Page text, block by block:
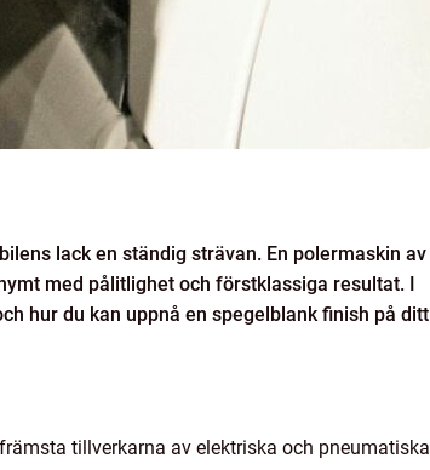
lack en ständig strävan. En polermaskin av
med pålitlighet och förstklassiga resultat. I
hur du kan uppnå en spegelblank finish på ditt
tillverkarna av elektriska och pneumatiska